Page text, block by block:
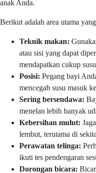
anak Anda.
Berikut adalah area utama
Teknik makan:
atau sisi yang dapat
mendapatkan cukup susu
Posisi: Pegang bayi
mencegah susu masuk
Sering bersendawa:
menelan lebih banyak
Kebersihan mulut:
lembut, terutama di
Perawatan telinga:
ikuti tes pendengaran
Dorongan bicara: